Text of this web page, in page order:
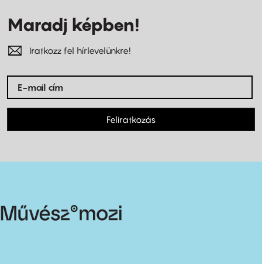
Maradj képben!
Iratkozz fel hírlevelünkre!
Feliratkozás